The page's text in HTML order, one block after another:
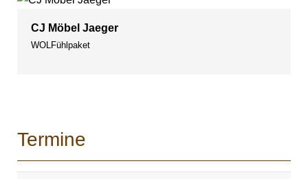
CJ Möbel Jaeger
WOLFühlpaket
Termine